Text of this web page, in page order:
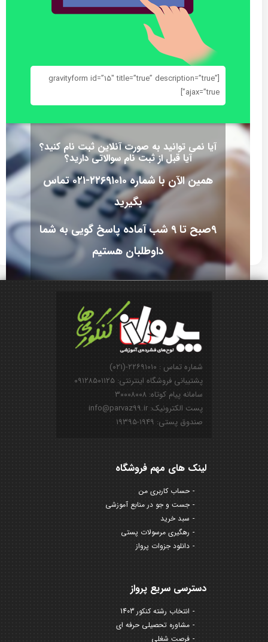
[gravityform id=”15″ title=”true” description=”true”
ajax=”true”]
آیا نمی توانید به صورت آنلاین ثبت نام کنید؟
آیا قبل از ثبت نام سوالاتی دارید؟
همین الآن با شماره ۲۲۶۹۱۰۱۰-۰۲۱ تماس
بگیرید
۹صبح تا ۹ شب آماده پاسخ گویی به شما
داوطلبان هستیم
شماره تماس : ۲۲۶۹۱۰۱۰-(۰۲۱)
پشتیبانی فروشگاه اینترنتی: ۰۹۱۲۸۵۰۱۱۲۵
سامانه پیام کوتاه: ۳۰۰۰۸۰۰۸
پست الکترونیک: info@parvaz99.ir
صندوق پستی: ۱۹۴۹-۱۹۳۹۵
لینک های مهم فروشگاه
حساب کاربری من
جست و جو در منابع آموزشی
سبد خرید
رهگیری مرسولات پستی
دانلود جزوات پرواز
دسترسی سریع پرواز
انتخاب رشته کنکور 1403
مشاوره تحصیلی حرفه ای
فرصت شغلی